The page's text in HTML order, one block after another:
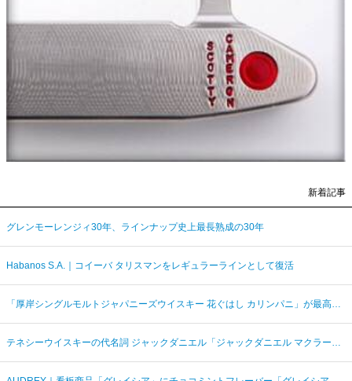
新着記事
グレンモーレンジィ30年、ラインナップ史上最長熟成の30年
Habanos S.A.｜コイーバ タリスマンをレギュラーラインとして復活
「厚岸シングルモルトジャパニーズウイスキー 花ぐはし カリンパニ」が最高金賞、ジャパングランプリ受賞
テネシーウイスキーの代名詞 ジャックダニエル「ジャックダニエル マクラーレン2026ラベル」を数量限定発売